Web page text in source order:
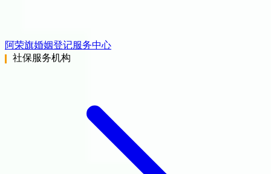
阿荣旗婚姻登记服务中心
社保服务机构